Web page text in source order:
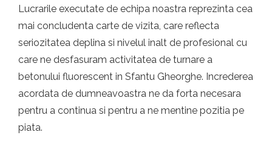
Lucrarile executate de echipa noastra reprezinta cea
mai concludenta carte de vizita, care reflecta
seriozitatea deplina si nivelul inalt de profesional cu
care ne desfasuram activitatea de turnare a
betonului fluorescent in Sfantu Gheorghe. Increderea
acordata de dumneavoastra ne da forta necesara
pentru a continua si pentru a ne mentine pozitia pe
piata.